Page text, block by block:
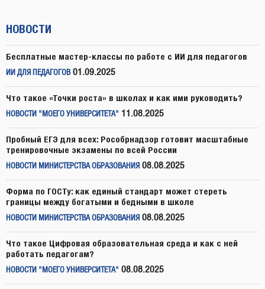
НОВОСТИ
Бесплатные мастер-классы по работе с ИИ для педагогов
ИИ ДЛЯ ПЕДАГОГОВ 01.09.2025
Что такое «Точки роста» в школах и как ими руководить?
НОВОСТИ "МОЕГО УНИВЕРСИТЕТА" 11.08.2025
Пробный ЕГЭ для всех: Рособрнадзор готовит масштабные
тренировочные экзамены по всей России
НОВОСТИ МИНИСТЕРСТВА ОБРАЗОВАНИЯ 08.08.2025
Форма по ГОСТу: как единый стандарт может стереть
границы между богатыми и бедными в школе
НОВОСТИ МИНИСТЕРСТВА ОБРАЗОВАНИЯ 08.08.2025
Что такое Цифровая образовательная среда и как с ней
работать педагогам?
НОВОСТИ "МОЕГО УНИВЕРСИТЕТА" 08.08.2025